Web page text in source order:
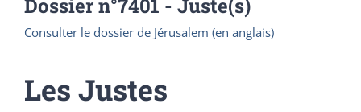
Dossier n°7401 - Juste(s)
Consulter le dossier de Jérusalem (en anglais)
Les Justes